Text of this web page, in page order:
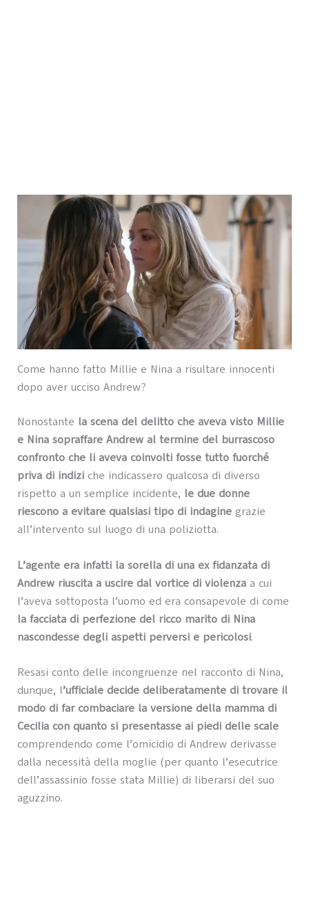
Come hanno fatto Millie e Nina a risultare innocenti
dopo aver ucciso Andrew?
Nonostante la scena del delitto che aveva visto Millie
e Nina sopraffare Andrew al termine del burrascoso
confronto che li aveva coinvolti fosse tutto fuorché
priva di indiziche indicassero qualcosa di diverso
rispetto a un semplice incidente, le due donne
riescono a evitare qualsiasi tipo di indaginegrazie
all’intervento sul luogo di una poliziotta.
L’agente era infatti la sorella di una ex fidanzata di
Andrew riuscita a uscire dal vortice di violenzaa cui
l’aveva sottoposta l’uomo ed era consapevole di come
la facciata di perfezione del ricco marito di Nina
nascondesse degli aspetti perversi e pericolosi.
Resasi conto delle incongruenze nel racconto di Nina,
dunque, l’ufficiale decide deliberatamente di trovare il
modo di far combaciare la versione della mamma di
Cecilia con quanto si presentasse ai piedi delle scale
comprendendo come l’omicidio di Andrew derivasse
dalla necessità della moglie (per quanto l’esecutrice
dell’assassinio fosse stata Millie) di liberarsi del suo
aguzzino.